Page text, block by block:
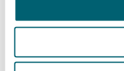
Facebook Instagram